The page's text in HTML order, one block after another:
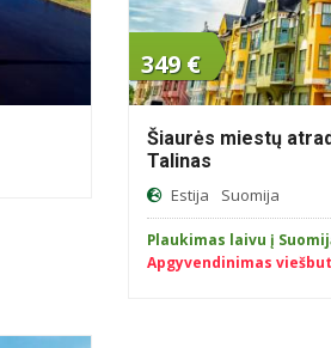
349 €
Šiaurės miestų
Talinas
Estija Suomija
Plaukimas laivu į
Apgyvendinimas